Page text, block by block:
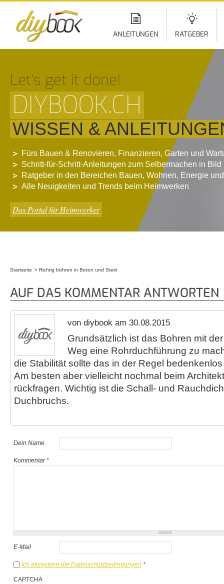
ANLEITUNGEN RATGEBER
Let‘s get it done!
DIYBOOK.CH
WISSEN &
Fürs Bauen & Renovieren, Finanzieren, Garten und
Schritt-für-Schritt-Anleitungen zum Selbermachen in Bild
Ratgeber in den Bereichen Bauen, Wohnen, Energie
Alle Neuigkeiten und Trends beim Heimwerken
Das Portal für Heimwerker
Startseite Richtig bohren in Beton und Stein
AUF DAS KOMMENTAR ANTWORTEN
von diybook am 30.08.2015
Grundsätzlich ist das Bohren mit
Weg eine Rohrduchführung zu
die Stabilität sollte das in der Regel
Am besten aber vielleicht nochmal beim
rückfragen. Wichtig ist die Schall- und
Duchbruchs.
Dein Name
Kommentar*
E-Mail
Ich akzeptiere die Datenschutzbedingungen *
CAPTCHA